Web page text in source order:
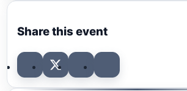
Share this event